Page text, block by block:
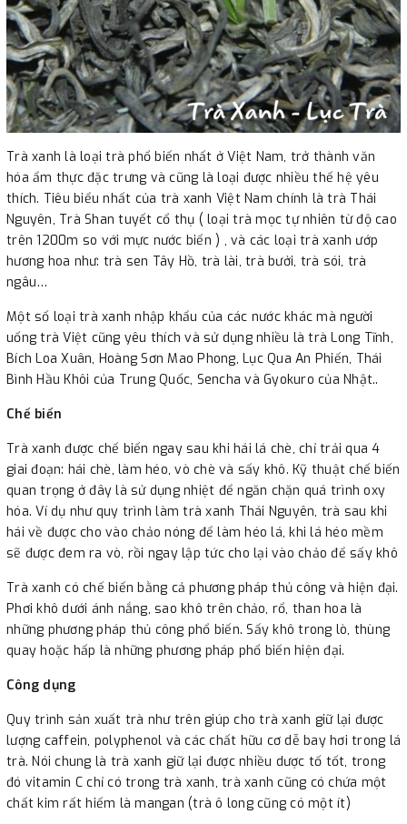
Trà xanh là loại trà phổ biến nhất ở Việt Nam, trở thành văn
hóa ẩm thực đặc trưng và cũng là loại được nhiều thế hệ yêu
thích. Tiêu biểu nhất của trà xanh Việt Nam chính là trà Thái
Nguyên, Trà Shan tuyết cổ thụ ( loại trà mọc tự nhiên từ độ cao
trên 1200m so với mực nước biển ) , và các loại trà xanh ướp
hương hoa như: trà sen Tây Hồ, trà lài, trà bưởi, trà sói, trà
ngâu…
Một số loại trà xanh nhập khẩu của các nước khác mà người
uống trà Việt cũng yêu thích và sử dụng nhiều là trà Long Tĩnh,
Bích Loa Xuân, Hoàng Sơn Mao Phong, Lục Qua An Phiến, Thái
Bình Hầu Khôi của Trung Quốc, Sencha và Gyokuro của Nhật..
Chế biến
Trà xanh được chế biến ngay sau khi hái lá chè, chỉ trải qua 4
giai đoạn: hái chè, làm héo, vò chè và sấy khô. Kỹ thuật chế biến
quan trọng ở đây là sử dụng nhiệt để ngăn chặn quá trình oxy
hóa. Ví dụ như quy trình làm trà xanh Thái Nguyên, trà sau khi
hái về được cho vào chảo nóng để làm héo lá, khi lá héo mềm
sẽ được đem ra vò, rồi ngay lập tức cho lại vào chảo để sấy khô
Trà xanh có chế biến bằng cả phương pháp thủ công và hiện đại.
Phơi khô dưới ánh nắng, sao khô trên chảo, rổ, than hoa là
những phương pháp thủ công phổ biến. Sấy khô trong lò, thùng
quay hoặc hấp là những phương pháp phổ biến hiện đại.
Công dụng
Quy trình sản xuất trà như trên giúp cho trà xanh giữ lại được
lượng caffein, polyphenol và các chất hữu cơ dễ bay hơi trong lá
trà. Nói chung là trà xanh giữ lại được nhiều dược tố tốt, trong
đó vitamin C chỉ có trong trà xanh, trà xanh cũng có chứa một
chất kim rất hiếm là mangan (trà ô long cũng có một ít)